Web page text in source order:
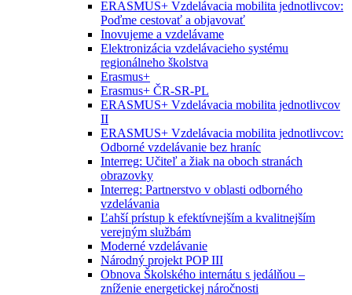
ERASMUS+ Vzdelávacia mobilita jednotlivcov:
Poďme cestovať a objavovať
Inovujeme a vzdelávame
Elektronizácia vzdelávacieho systému
regionálneho školstva
Erasmus+
Erasmus+ ČR-SR-PL
ERASMUS+ Vzdelávacia mobilita jednotlivcov
II
ERASMUS+ Vzdelávacia mobilita jednotlivcov:
Odborné vzdelávanie bez hraníc
Interreg: Učiteľ a žiak na oboch stranách
obrazovky
Interreg: Partnerstvo v oblasti odborného
vzdelávania
Ľahší prístup k efektívnejším a kvalitnejším
verejným službám
Moderné vzdelávanie
Národný projekt POP III
Obnova Školského internátu s jedálňou –
zníženie energetickej náročnosti